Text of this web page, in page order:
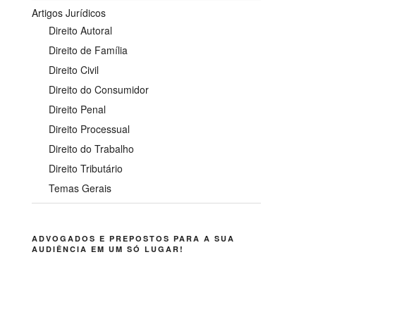
Artigos Jurídicos
Direito Autoral
Direito de Família
Direito Civil
Direito do Consumidor
Direito Penal
Direito Processual
Direito do Trabalho
Direito Tributário
Temas Gerais
ADVOGADOS E PREPOSTOS PARA A SUA
AUDIÊNCIA EM UM SÓ LUGAR!